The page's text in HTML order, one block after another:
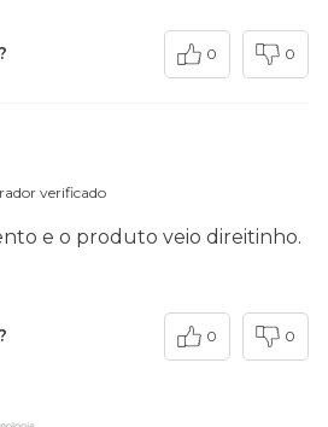
0 0
verificado
e o produto veio direitinho.
0 0